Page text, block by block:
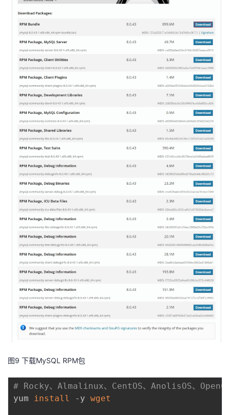
图9 下载MySQL RPM包
# Rocky、Almalinux、CentOS、AnolisOS、
yum install -y wget